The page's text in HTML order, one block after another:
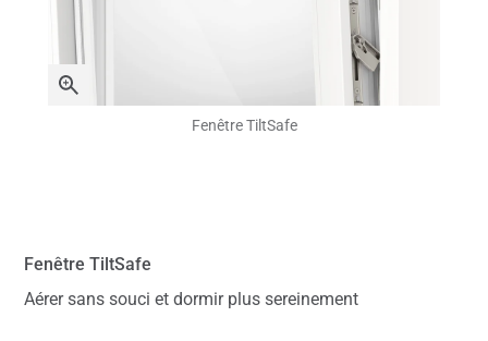
Fenêtre TiltSafe
Fenêtre TiltSafe
Aérer sans souci et dormir plus sereinement